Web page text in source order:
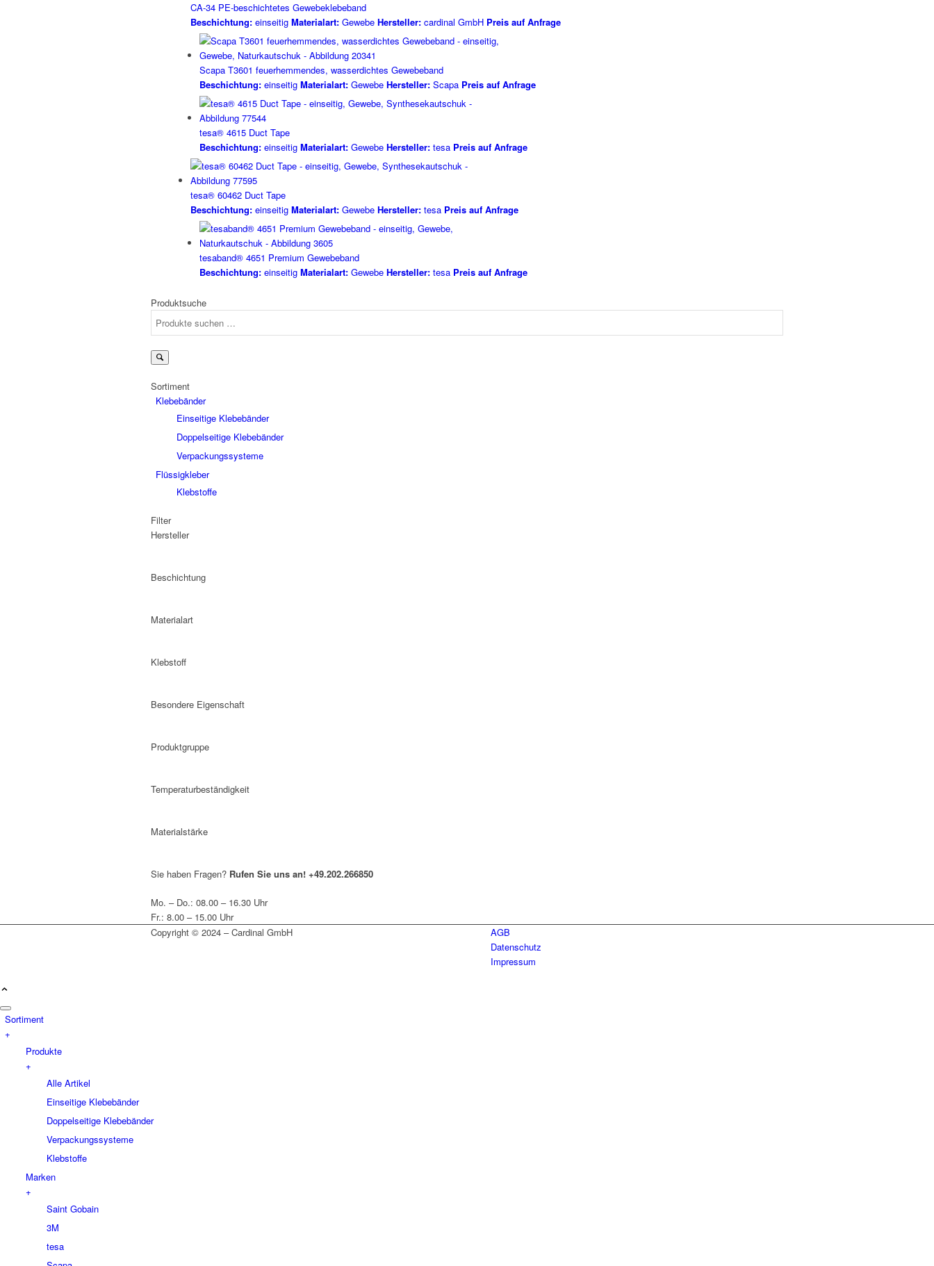
CA-34 PE-beschichtetes Gewebeklebeband
Beschichtung: einseitig Materialart: Gewebe Hersteller: cardinal GmbH Preis auf Anfrage
Scapa T3601 feuerhemmendes, wasserdichtes Gewebeband
Beschichtung: einseitig Materialart: Gewebe Hersteller: Scapa Preis auf Anfrage
tesa® 4615 Duct Tape
Beschichtung: einseitig Materialart: Gewebe Hersteller: tesa Preis auf Anfrage
tesa® 60462 Duct Tape
Beschichtung: einseitig Materialart: Gewebe Hersteller: tesa Preis auf Anfrage
tesaband® 4651 Premium Gewebeband
Beschichtung: einseitig Materialart: Gewebe Hersteller: tesa Preis auf Anfrage
Produktsuche
Sortiment
Klebebänder
Einseitige Klebebänder
Doppelseitige Klebebänder
Verpackungssysteme
Flüssigkleber
Klebstoffe
Filter
Hersteller
Beschichtung
Materialart
Klebstoff
Besondere Eigenschaft
Produktgruppe
Temperaturbeständigkeit
Materialstärke
Sie haben Fragen? Rufen Sie uns an! +49.202.266850
Mo. – Do.: 08.00 – 16.30 Uhr
Fr.: 8.00 – 15.00 Uhr
Copyright © 2024 – Cardinal GmbH
AGB
Datenschutz
Impressum
Sortiment
+
Produkte
+
Alle Artikel
Einseitige Klebebänder
Doppelseitige Klebebänder
Verpackungssysteme
Klebstoffe
Marken
+
Saint Gobain
3M
tesa